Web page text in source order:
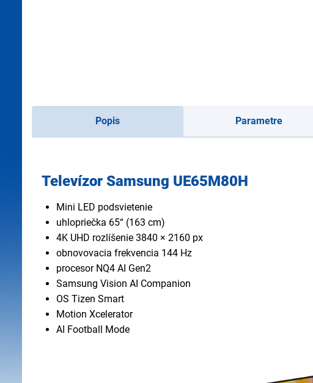
Popis Parametre
Televízor Samsung UE65M80H
Mini LED podsvietenie
uhlopriečka 65“ (163 cm)
4K UHD rozlíšenie 3840 × 2160 px
obnovovacia frekvencia 144 Hz
procesor NQ4 AI Gen2
Samsung Vision AI Companion
OS Tizen Smart
Motion Xcelerator
AI Football Mode